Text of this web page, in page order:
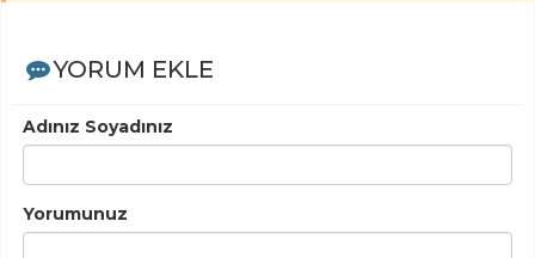
YORUM EKLE
Adınız Soyadınız
Yorumunuz